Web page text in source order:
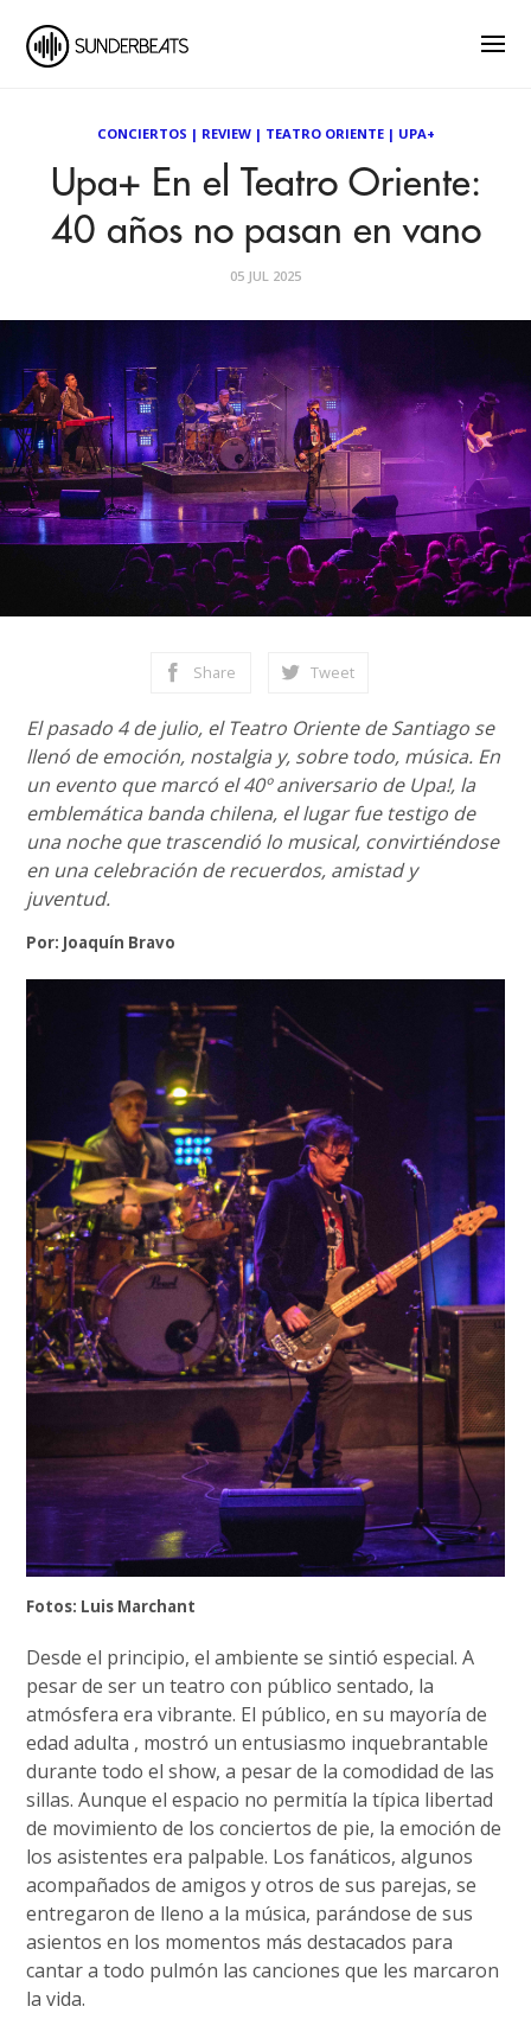
CONCIERTOS | REVIEW| TEATRO ORIENTE| UPA+
Upa+ En el Teatro Oriente:
40 años no pasan en vano
05 JUL 2025
Share Tweet
El pasado 4 de julio, el Teatro Oriente de Santiago se
llenó de emoción, nostalgia y, sobre todo, música. En
un evento que marcó el 40º aniversario de Upa!, la
emblemática banda chilena, el lugar fue testigo de
una noche que trascendió lo musical, convirtiéndose
en una celebración de recuerdos, amistad y
juventud.
Por: Joaquín Bravo
Fotos: Luis Marchant
Desde el principio, el ambiente se sintió especial. A
pesar de ser un teatro con público sentado, la
atmósfera era vibrante. El público, en su mayoría de
edad adulta , mostró un entusiasmo inquebrantable
durante todo el show, a pesar de la comodidad de las
sillas. Aunque el espacio no permitía la típica libertad
de movimiento de los conciertos de pie, la emoción de
los asistentes era palpable. Los fanáticos, algunos
acompañados de amigos y otros de sus parejas, se
entregaron de lleno a la música, parándose de sus
asientos en los momentos más destacados para
cantar a todo pulmón las canciones que les marcaron
la vida.